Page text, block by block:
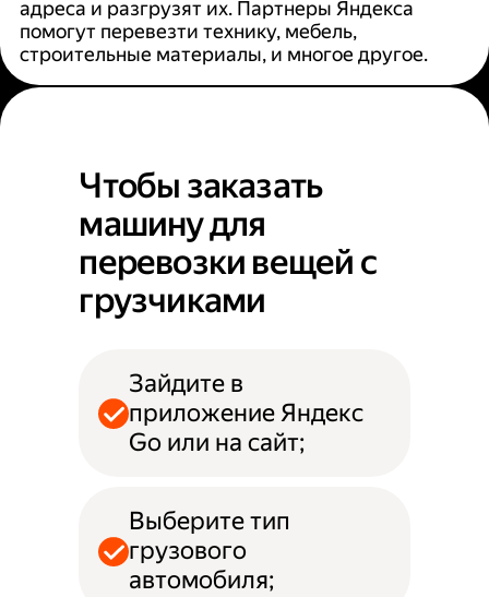
адреса и разгрузят их. Партнеры Яндекса
помогут перевезти технику, мебель,
строительные материалы, и многое другое.
Чтобы заказать
машину для
перевозки вещей с
грузчиками
Зайдите в
приложение Яндекс
Go или на сайт;
Выберите тип
грузового
автомобиля;